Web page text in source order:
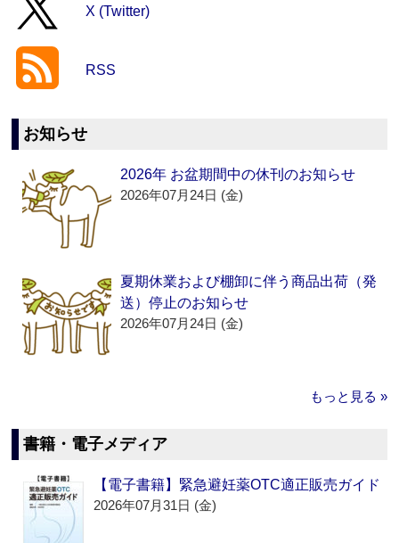
X (Twitter)
RSS
お知らせ
2026年 お盆期間中の休刊のお知らせ
2026年07月24日 (金)
夏期休業および棚卸に伴う商品出荷（発
送）停止のお知らせ
2026年07月24日 (金)
もっと見る »
書籍・電子メディア
【電子書籍】緊急避妊薬OTC適正販売ガイド
2026年07月31日 (金)